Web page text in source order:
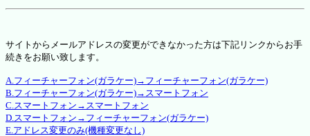
サイトからメールアドレスの変更ができなかった方は下記リンクからお手
続きをお願い致します。
A.フィーチャーフォン(ガラケー)→フィーチャーフォン(ガラケー)
B.フィーチャーフォン(ガラケー)→スマートフォン
C.スマートフォン→スマートフォン
D.スマートフォン→フィーチャーフォン(ガラケー)
E.アドレス変更のみ(機種変更なし)